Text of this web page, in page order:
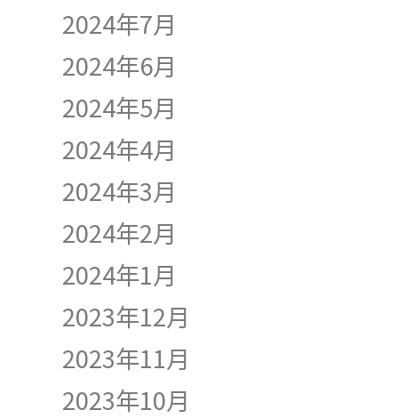
2024年7月
2024年6月
2024年5月
2024年4月
2024年3月
2024年2月
2024年1月
2023年12月
2023年11月
2023年10月